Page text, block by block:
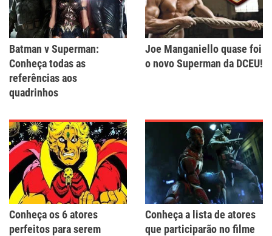
Batman v Superman:
Conheça todas as
referências aos
quadrinhos
Joe Manganiello quase foi
o novo Superman da DCEU!
Conheça os 6 atores
perfeitos para serem
Conheça a lista de atores
que participarão no filme